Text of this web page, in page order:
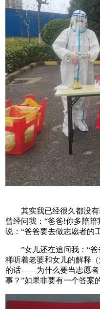
其实我已经很久都没有
曾经问我：“爸爸!你多陪
说：“爸爸要去做志愿者的
”女儿还在追问我：“爸
稀听着老婆和女儿的解释
的话——为什么要当志愿者
事？”如果非要有一个答